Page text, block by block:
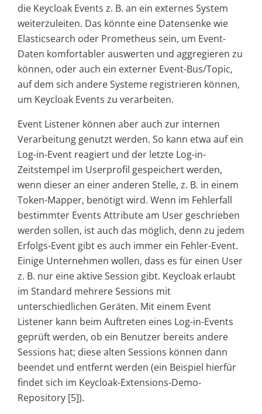
die Keycloak Events z. B. an ein externes System
weiterzuleiten. Das könnte eine Datensenke wie
Elasticsearch oder Prometheus sein, um Event-
Daten komfortabler auswerten und aggregieren zu
können, oder auch ein externer Event-Bus/Topic,
auf dem sich andere Systeme registrieren können,
um Keycloak Events zu verarbeiten.
Event Listener können aber auch zur internen
Verarbeitung genutzt werden. So kann etwa auf ein
Log-in-Event reagiert und der letzte Log-in-
Zeitstempel im Userprofil gespeichert werden,
wenn dieser an einer anderen Stelle, z. B. in einem
Token-Mapper, benötigt wird. Wenn im Fehlerfall
bestimmter Events Attribute am User geschrieben
werden sollen, ist auch das möglich, denn zu jedem
Erfolgs-Event gibt es auch immer ein Fehler-Event.
Einige Unternehmen wollen, dass es für einen User
z. B. nur eine aktive Session gibt. Keycloak erlaubt
im Standard mehrere Sessions mit
unterschiedlichen Geräten. Mit einem Event
Listener kann beim Auftreten eines Log-in-Events
geprüft werden, ob ein Benutzer bereits andere
Sessions hat; diese alten Sessions können dann
beendet und entfernt werden (ein Beispiel hierfür
findet sich im Keycloak-Extensions-Demo-
Repository [5]).